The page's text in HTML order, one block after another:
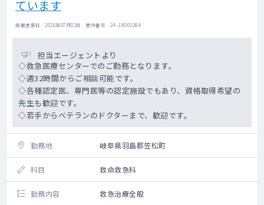
Common Diseaseから救急、慢性疾患まで幅
広く診療できます。
地域包括医療を実践し、患者さんの生活背景
まで踏まえた診療を行っています。
二次救急病院として救急診療にも携わること
ができます。
制も充実しています。
希望者は女性医療・産婦人科領域を学べる全
国的にも特色ある研修環境があります。
ています
掲載更新日 : 2026年07月02日 案件番号 : 24-JN003384
担当エージェントより
◇救急医療センターでのご勤務となります。
◇週32時間からご相談可能です。
◇各種認定医、専門医等の認定施設でもあり、資格取得希望の
先生も歓迎です。
◇若手からベテランのドクターまで、歓迎です。
勤務地 岐阜県羽島郡笠松町
科目 救命救急科
勤務内容 救急治療全般